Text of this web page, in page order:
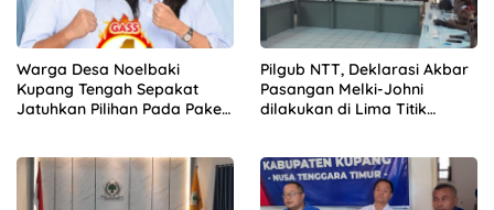
Warga Desa Noelbaki
Kupang Tengah Sepakat
Jatuhkan Pilihan Pada Paket
Pilgub NTT, Deklarasi Akbar
Pasangan Melki-Johni
dilakukan di Lima Titik